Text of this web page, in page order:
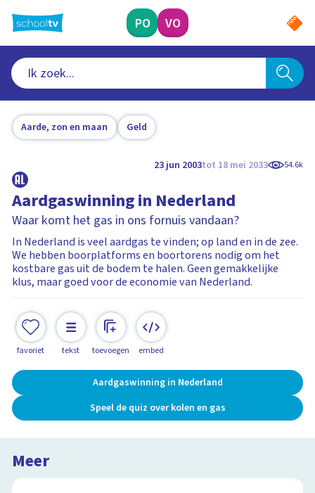
naar
hoofdinhoud
PO VO
Aarde, zon en maan Geld
23 jun 2003tot 18 mei 2033 54.6k
Aardgaswinning in Nederland
Waar komt het gas in ons fornuis vandaan?
In Nederland is veel aardgas te vinden; op land en in de zee.
We hebben boorplatforms en boortorens nodig om het
kostbare gas uit de bodem te halen. Geen gemakkelijke
klus, maar goed voor de economie van Nederland.
favoriet tekst toevoegen embed
Aardgaswinning in Nederland
Speel de quiz over kolen en gas
Meer